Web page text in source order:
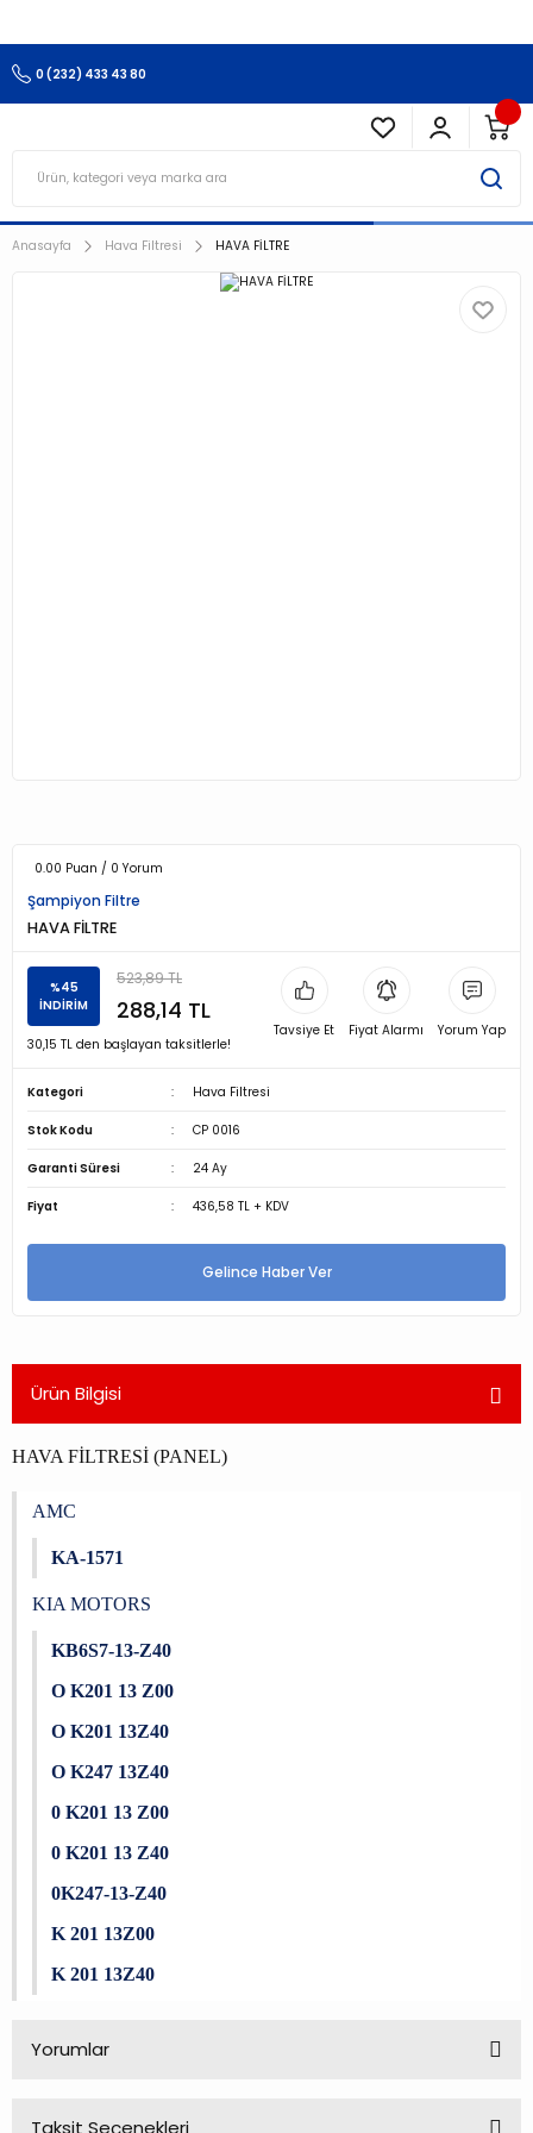
0 (232) 433 43 80
Anasayfa Hava Filtresi HAVA FİLTRE
0.00 Puan / 0 Yorum
Şampiyon Filtre
HAVA FİLTRE
%45
İNDİRİM
523,89 TL
288,14 TL
30,15 TL den başlayan taksitlerle!
Tavsiye Et Fiyat Alarmı Yorum Yap
Kategori Hava Filtresi
Stok Kodu CP 0016
Garanti Süresi 24 Ay
Fiyat 436,58 TL + KDV
Gelince Haber Ver
Ürün Bilgisi
HAVA FİLTRESİ (PANEL)
AMC
KA-1571
KIA MOTORS
KB6S7-13-Z40
O K201 13 Z00
O K201 13Z40
O K247 13Z40
0 K201 13 Z00
0 K201 13 Z40
0K247-13-Z40
K 201 13Z00
K 201 13Z40
Yorumlar
Taksit Seçenekleri